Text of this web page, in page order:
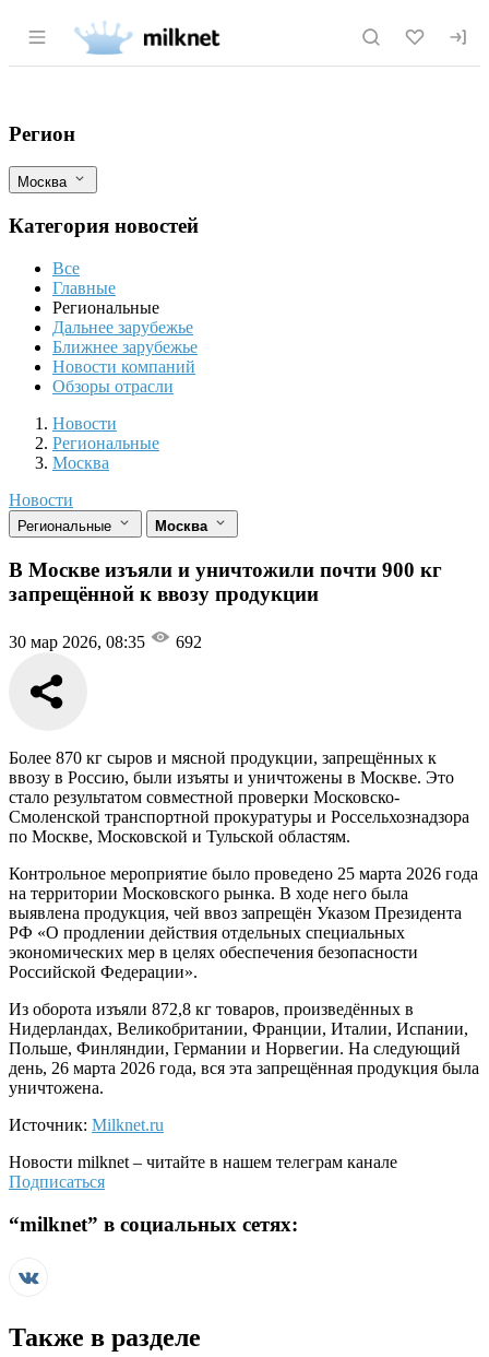
Раздел навигации по сайту milknet.ru
В Москве изъяли и уничтожили почти
Фильтры
Регион
Москва
Категория новостей
Все
Главные
Региональные
Дальнее зарубежье
Ближнее зарубежье
Новости компаний
Обзоры отрасли
Новости
Разделы
Новости
Региональные
Москва
Новости
Региональные Москва
В Москве изъяли и уничтожили почти 900 кг
запрещённой к ввозу продукции
30 мар 2026, 08:35 692
Более 870 кг сыров и мясной продукции, запрещённых к
ввозу в Россию, были изъяты и уничтожены в Москве. Это
стало результатом совместной проверки Московско-
Смоленской транспортной прокуратуры и Россельхознадзора
по Москве, Московской и Тульской областям.
Контрольное мероприятие было проведено 25 марта 2026 года
на территории Московского рынка. В ходе него была
выявлена продукция, чей ввоз запрещён Указом Президента
РФ «О продлении действия отдельных специальных
экономических мер в целях обеспечения безопасности
Российской Федерации».
Из оборота изъяли 872,8 кг товаров, произведённых в
Нидерландах, Великобритании, Франции, Италии, Испании,
Польше, Финляндии, Германии и Норвегии. На следующий
день, 26 марта 2026 года, вся эта запрещённая продукция была
уничтожена.
Источник: Milknet.ru
Новости milknet – читайте в нашем телеграм канале
Подписаться
“milknet” в социальных сетях:
Также в разделе